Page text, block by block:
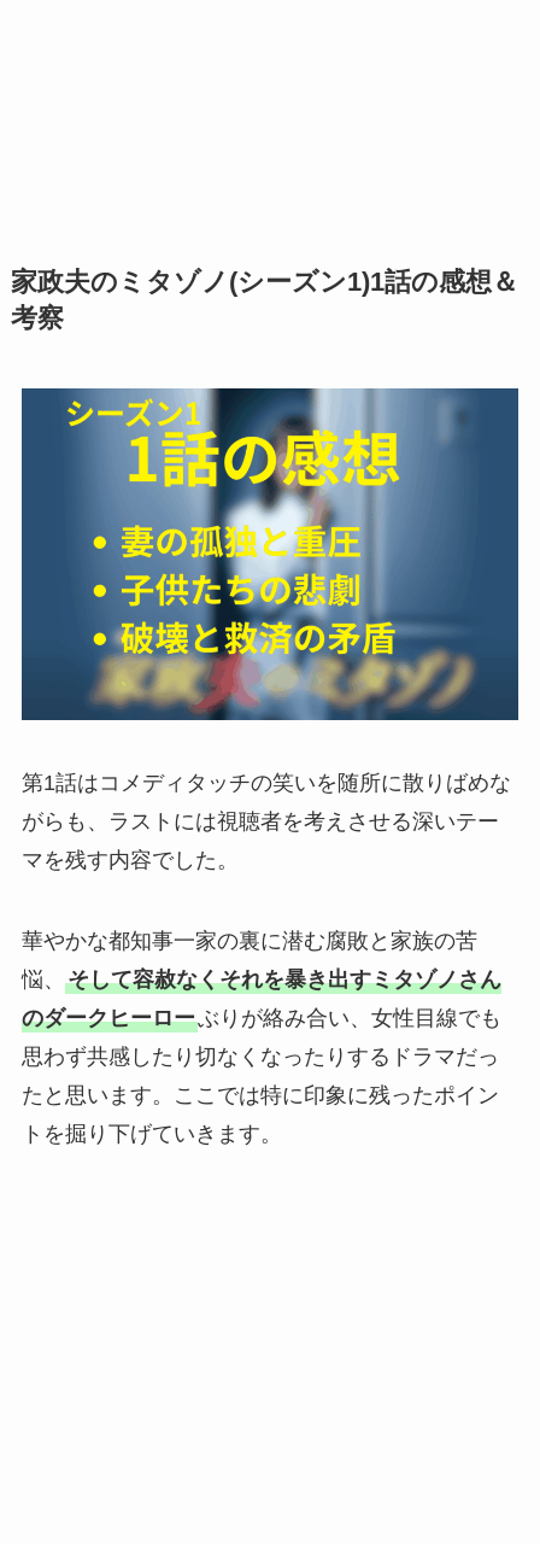
家政夫のミタゾノ(シーズン1)1話の感想＆
考察
第1話はコメディタッチの笑いを随所に散りばめな
がらも、ラストには視聴者を考えさせる深いテー
マを残す内容でした。
華やかな都知事一家の裏に潜む腐敗と家族の苦
悩、 そして容赦なくそれを暴き出すミタゾノさん
のダークヒーローぶりが絡み合い、女性目線でも
思わず共感したり切なくなったりするドラマだっ
たと思います。ここでは特に印象に残ったポイン
トを掘り下げていきます。